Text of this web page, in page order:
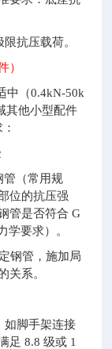
抗压载荷。
）
（0.4kN-50k
其他小型配件
（常用规
位的抗压强
管是否符合 G
学要求）。
钢管，施加局
关系。
脚手架连接
足 8.8 级或 1